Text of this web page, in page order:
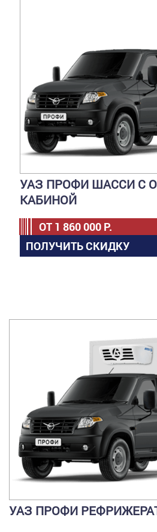
УАЗ ПРОФИ ШАССИ С
КАБИНОЙ
ОТ 1 860 000 Р.
ПОЛУЧИТЬ СКИДКУ
УАЗ ПРОФИ